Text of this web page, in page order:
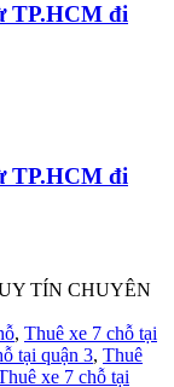
TP.HCM đi
TP.HCM đi
TÍN CHUYÊN
, Thuê xe 7 chỗ tại
tại quận 3, Thuê
xe 7 chỗ tại